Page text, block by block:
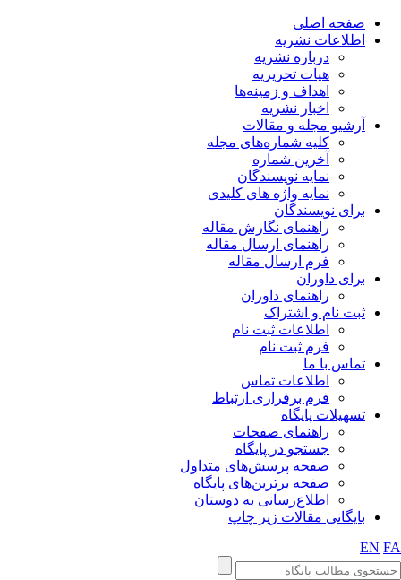
صفحه اصلی
اطلاعات نشریه
درباره نشریه
هیات تحریریه
اهداف و زمینه‌ها
اخبار نشریه
آرشیو مجله و مقالات
کلیه شماره‌های مجله
آخرین شماره
نمایه نویسندگان
نمایه واژه های کلیدی
برای نویسندگان
راهنمای نگارش مقاله
راهنمای ارسال مقاله
فرم ارسال مقاله
برای داوران
راهنمای داوران
ثبت نام و اشتراک
اطلاعات ثبت نام
فرم ثبت نام
تماس با ما
اطلاعات تماس
فرم برقراری ارتباط
تسهیلات پایگاه
راهنمای صفحات
جستجو در پایگاه
صفحه پرسش‌های متداول
صفحه برترین‌های پایگاه
اطلاع‌رسانی به دوستان
بایگانی مقالات زیر چاپ
EN